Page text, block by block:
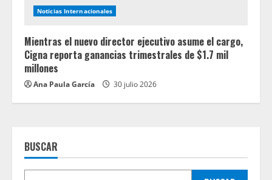
Noticias Internacionales
Mientras el nuevo director ejecutivo asume el cargo,
Cigna reporta ganancias trimestrales de $1.7 mil
millones
Ana Paula García 30 julio 2026
BUSCAR